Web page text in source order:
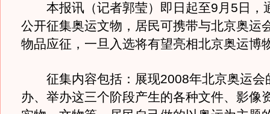
本报讯（记者郭莹）即日起至9月5日，
公开征集奥运文物，居民可携带与北京奥运
物品应征，一旦入选将有望亮相北京奥运博
征集内容包括：展现2008年北京奥运会
办、举办这三个阶段产生的各种文件、影像